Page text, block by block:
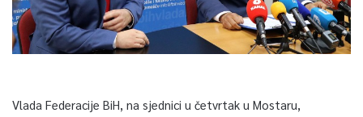
Vlada Federacije BiH, na sjednici u četvrtak u Mostaru,